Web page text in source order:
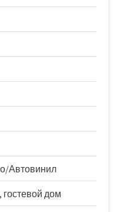
Автовинил
гостевой дом